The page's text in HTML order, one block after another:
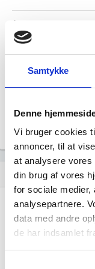
Samtykke
Denne
Vi bruger cookies
annoncer, til at
at analysere vores
din brug af vores
for sociale medier,
analysepartnere.
data med andre
de har indsamlet
Årsrapporten
Årsrapporten
Årsrapporten 2021-
assignment Regnskaber
Resultat i 1000
DKK